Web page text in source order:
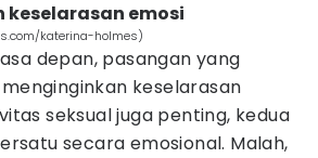
keselarasan emosi
katerina-holmes)
depan, pasangan yang
keselarasan
seksual juga penting, kedua
secara emosional. Malah,